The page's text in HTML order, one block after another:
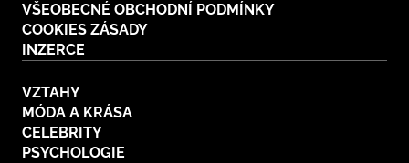
VŠEOBECNÉ OBCHODNÍ PODMÍNKY
COOKIES ZÁSADY
INZERCE
VZTAHY
MÓDA A KRÁSA
CELEBRITY
PSYCHOLOGIE